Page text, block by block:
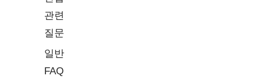
관련
질문
일반
FAQ